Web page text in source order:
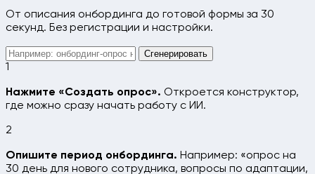
От описания онбординга до готовой формы за 30
секунд. Без регистрации и настройки.
Сгенерировать
1
Нажмите «Создать опрос». Откроется конструктор,
где можно сразу начать работу с ИИ.
2
Опишите период онбординга. Например: «опрос на
30 день для нового сотрудника, вопросы по адаптации,